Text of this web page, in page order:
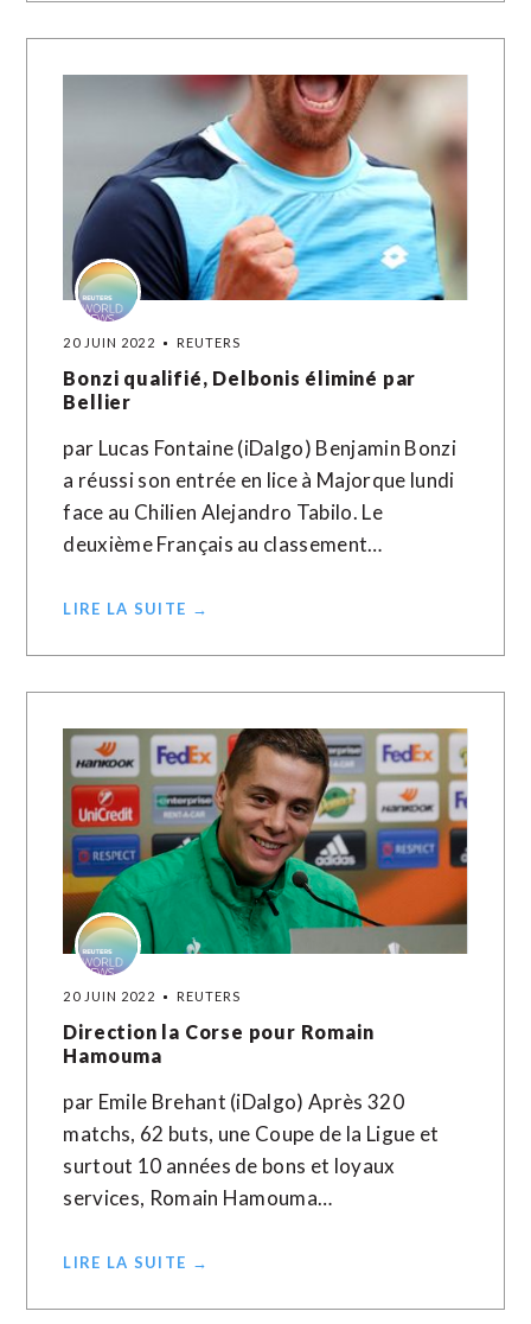
20 JUIN 2022 REUTERS
Bonzi qualifié, Delbonis éliminé par
Bellier
par Lucas Fontaine (iDalgo) Benjamin Bonzi
a réussi son entrée en lice à Majorque lundi
face au Chilien Alejandro Tabilo. Le
deuxième Français au classement…
LIRE LA SUITE →
20 JUIN 2022 REUTERS
Direction la Corse pour Romain
Hamouma
par Emile Brehant (iDalgo) Après 320
matchs, 62 buts, une Coupe de la Ligue et
surtout 10 années de bons et loyaux
services, Romain Hamouma…
LIRE LA SUITE →